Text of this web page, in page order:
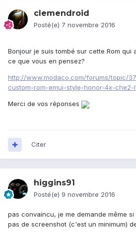
clemendroid
Posté(e) 7 novembre 2016
Bonjour je suis tombé sur cette Rom
ce que vous en pensez?
http://www.modaco.com/forums/topic/
custom-rom-emui-style-honor-4x-che2-
Merci de vos réponses
Citer
higgins91
Posté(e) 9 novembre 2016
pas convaincu, je me demande même
pas de screenshot (c'est un minimum)